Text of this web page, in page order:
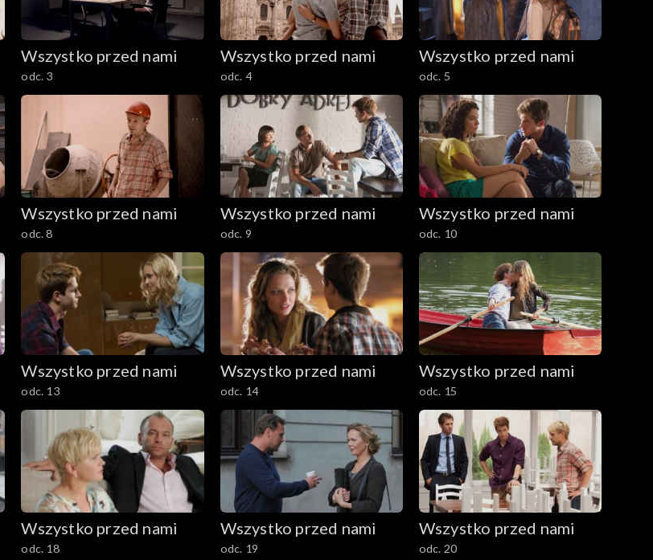
Wszystko przed nami
odc. 3
Wszystko przed nami
odc. 4
Wszystko przed nami
odc. 5
Wszystko przed nami
odc. 8
Wszystko przed nami
odc. 9
Wszystko przed nami
odc. 10
Wszystko przed nami
odc. 13
Wszystko przed nami
odc. 14
Wszystko przed nami
odc. 15
Wszystko przed nami
odc. 18
Wszystko przed nami
odc. 19
Wszystko przed nami
odc. 20